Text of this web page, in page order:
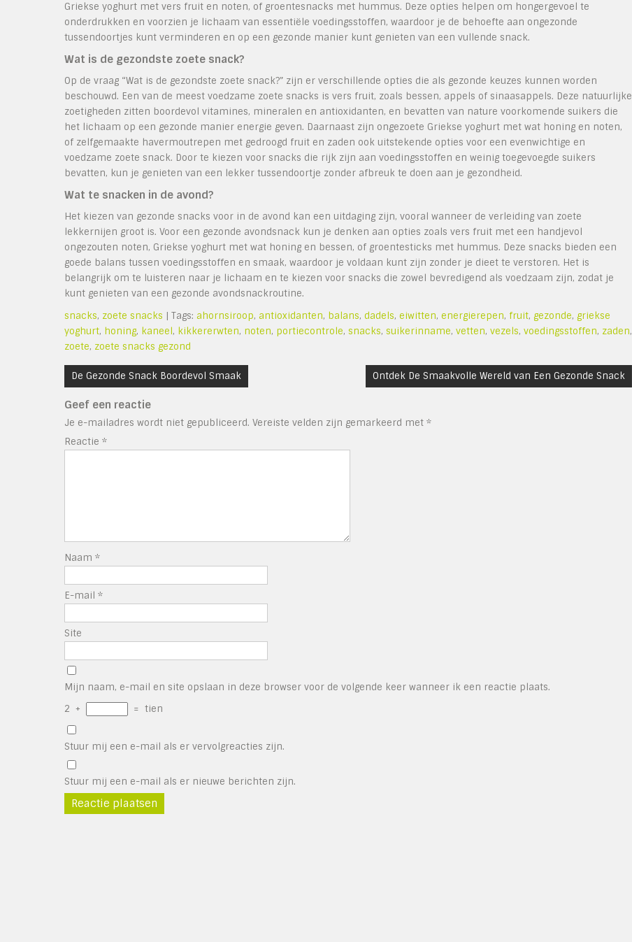
Griekse yoghurt met vers fruit en noten, of groentesnacks met hummus. Deze opties helpen om hongergevoel te
onderdrukken en voorzien je lichaam van essentiële voedingsstoffen, waardoor je de behoefte aan ongezonde
tussendoortjes kunt verminderen en op een gezonde manier kunt genieten van een vullende snack.
Wat is de gezondste zoete snack?
Op de vraag “Wat is de gezondste zoete snack?” zijn er verschillende opties die als gezonde keuzes kunnen worden
beschouwd. Een van de meest voedzame zoete snacks is vers fruit, zoals bessen, appels of sinaasappels. Deze natuurlijke
zoetigheden zitten boordevol vitamines, mineralen en antioxidanten, en bevatten van nature voorkomende suikers die
het lichaam op een gezonde manier energie geven. Daarnaast zijn ongezoete Griekse yoghurt met wat honing en noten,
of zelfgemaakte havermoutrepen met gedroogd fruit en zaden ook uitstekende opties voor een evenwichtige en
voedzame zoete snack. Door te kiezen voor snacks die rijk zijn aan voedingsstoffen en weinig toegevoegde suikers
bevatten, kun je genieten van een lekker tussendoortje zonder afbreuk te doen aan je gezondheid.
Wat te snacken in de avond?
Het kiezen van gezonde snacks voor in de avond kan een uitdaging zijn, vooral wanneer de verleiding van zoete
lekkernijen groot is. Voor een gezonde avondsnack kun je denken aan opties zoals vers fruit met een handjevol
ongezouten noten, Griekse yoghurt met wat honing en bessen, of groentesticks met hummus. Deze snacks bieden een
goede balans tussen voedingsstoffen en smaak, waardoor je voldaan kunt zijn zonder je dieet te verstoren. Het is
belangrijk om te luisteren naar je lichaam en te kiezen voor snacks die zowel bevredigend als voedzaam zijn, zodat je
kunt genieten van een gezonde avondsnackroutine.
snacks, zoete snacks | Tags: ahornsiroop, antioxidanten, balans, dadels, eiwitten, energierepen, fruit, gezonde, griekse
yoghurt, honing, kaneel, kikkererwten, noten, portiecontrole, snacks, suikerinname, vetten, vezels, voedingsstoffen, zaden,
zoete, zoete snacks gezond
Bericht
navigatie
De Gezonde Snack Boordevol Smaak Ontdek De Smaakvolle Wereld van Een Gezonde Snack
Geef een reactie
Je e-mailadres wordt niet gepubliceerd. Vereiste velden zijn gemarkeerd met *
Reactie *
Naam *
E-mail *
Site
Mijn naam, e-mail en site opslaan in deze browser voor de volgende keer wanneer ik een reactie plaats.
2 + = tien
Stuur mij een e-mail als er vervolgreacties zijn.
Stuur mij een e-mail als er nieuwe berichten zijn.